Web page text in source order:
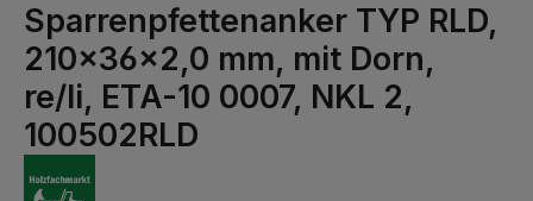
Sparrenpfettenanker TYP RLD,
210x36x2,0 mm, mit Dorn,
re/li, ETA-10 0007, NKL 2,
100502RLD